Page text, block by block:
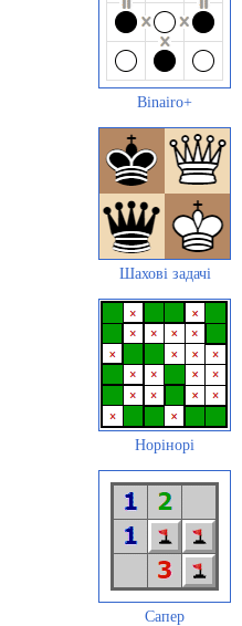
Binairo+
Шахові задачі
Норінорі
Сапер